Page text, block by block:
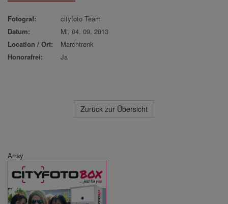
Fotograf:
cityfoto Team
Datum:
Mi, 04. 09. 2013
Location / Ort:
Marchtrenk
Honorafrei:
Ja
Zurück zur Übersicht
Array